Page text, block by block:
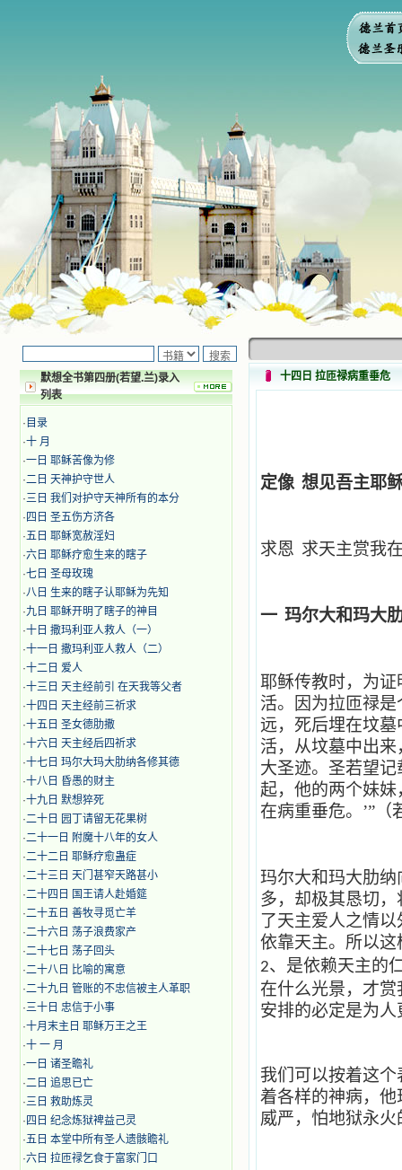
默想全书第四册(若望.兰)录入
列表
· 目录
·十 月
·​​一日 耶稣苦像为修
·二日 天神护守世人
·三日 我们对护守天神所有的本分
· 四日 圣五伤方济各
·五日 耶稣宽赦淫妇
·六日 耶稣疗愈生来的瞎子
·七日 圣母玫瑰
·八日 生来的瞎子认耶稣为先知
·九日 耶稣开明了瞎子的神目
·十日 撒玛利亚人救人（一）
·十一日 撒玛利亚人救人（二）
·十二日 爱人
·十三日 天主经前引 在天我等父者
·十四日 天主经前三祈求
·十五日 圣女德肋撒
·十六日 天主经后四祈求
·十七日 玛尔大玛大肋纳各修其德
·十八日 昏愚的财主
·十九日 默想猝死
·二十日 园丁请留无花果树
·二十一日 附魔十八年的女人
·二十二日 耶稣疗愈蛊症
·二十三日 天门甚窄天路甚小
·二十四日 国王请人赴婚筵
·二十五日 善牧寻觅亡羊
·二十六日 荡子浪费家产
·二十七日 荡子回头
·二十八日 比喻的寓意
·二十九日 管账的不忠信被主人革职
·三十日 忠信于小事
·十月末主日 耶稣万王之王
·十 一 月
·一日 诸圣瞻礼
·二日 追思已亡
·三日 救助炼灵
· 四日 纪念炼狱裨益己灵
·五日 本堂中所有圣人遗骸瞻礼
·六日 拉匝禄乞食于富家门口
十四日 拉匝禄病重垂危
定像 想见吾主耶
求恩 求天主赏我
一 玛尔大和玛大
耶稣传教时，为
活。因为拉匝禄
远，死后埋在坟
活，从坟墓中出
大圣迹。圣若望
起，他的两个妹
在病重垂危。’”（
玛尔大和玛大肋
多，却极其恳切
了天主爱人之情
依靠天主。所以
2、是依赖天主的
在什么光景，才
安排的必定是为
我们可以按着这
着各样的神病，
威严，怕地狱永火